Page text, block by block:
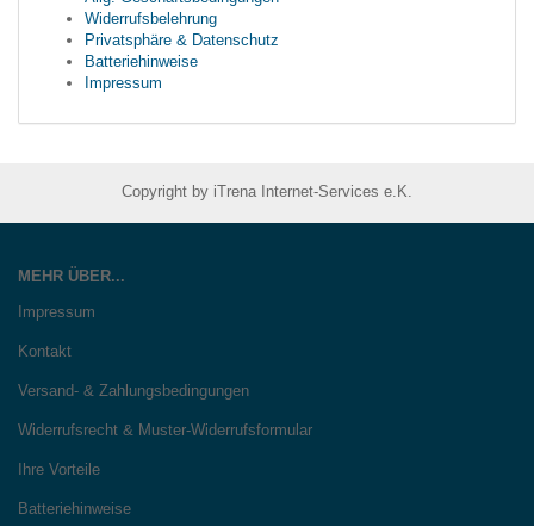
Widerrufsbelehrung
Privatsphäre & Datenschutz
Batteriehinweise
Impressum
Copyright by iTrena Internet-Services e.K.
MEHR ÜBER...
Impressum
Kontakt
Versand- & Zahlungsbedingungen
Widerrufsrecht & Muster-Widerrufsformular
Ihre Vorteile
Batteriehinweise